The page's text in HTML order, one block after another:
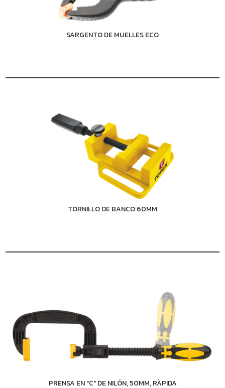
SARGENTO DE MUELLES ECO
TORNILLO DE BANCO 60MM
PRENSA EN "C" DE NILÓN, 50MM, RÀPIDA